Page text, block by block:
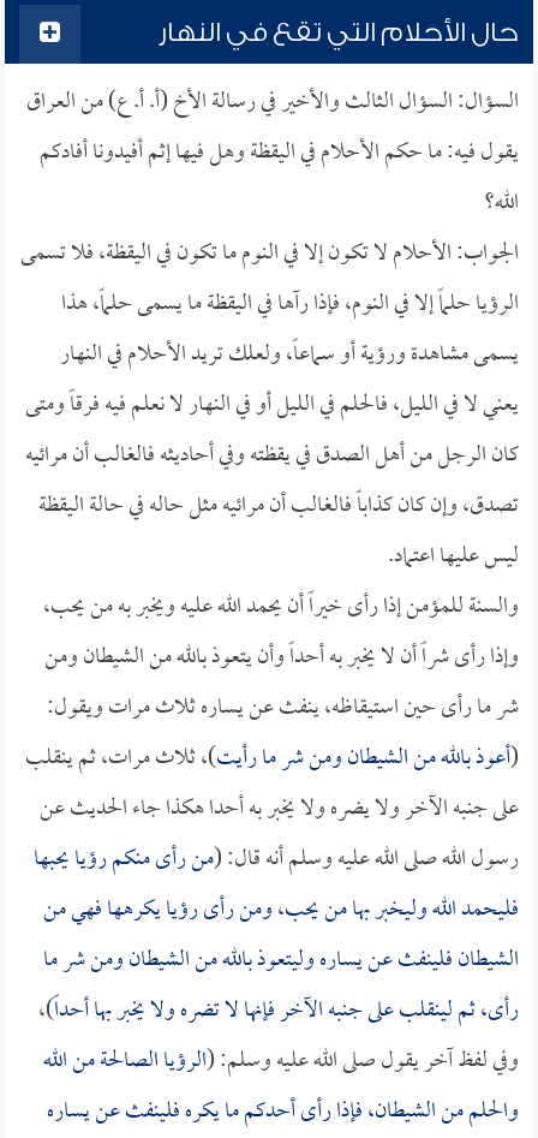
حال الأحلام التي تقع في النهار
السؤال: السؤال الثالث والأخير في رسالة الأخ (أ. أ. ع) من العراق
يقول فيه: ما حكم الأحلام في اليقظة وهل فيها إثم أفيدونا أفادكم
الله؟
الجواب: الأحلام لا تكون إلا في النوم ما تكون في اليقظة، فلا تسمى
الرؤيا حلماً إلا في النوم، فإذا رآها في اليقظة ما يسمى حلماً، هذا
يسمى مشاهدة ورؤية أو سماعاً، ولعلك تريد الأحلام في النهار
يعني لا في الليل، فالحلم في الليل أو في النهار لا نعلم فيه فرقاً ومتى
كان الرجل من أهل الصدق في يقظته وفي أحاديثه فالغالب أن مرائيه
تصدق، وإن كان كذاباً فالغالب أن مرائيه مثل حاله في حالة اليقظة
ليس عليها اعتماد.
والسنة للمؤمن إذا رأى خيراً أن يحمد الله عليه ويخبر به من يحب،
وإذا رأى شراً أن لا يخبر به أحداً وأن يتعوذ بالله من الشيطان ومن
شر ما رأى حين استيقاظه، ينفث عن يساره ثلاث مرات ويقول:
(أعوذ بالله من الشيطان ومن شر ما رأيت)، ثلاث مرات، ثم ينقلب
على جنبه الآخر ولا يضره ولا يخبر به أحدا هكذا جاء الحديث عن
رسول الله صلى الله عليه وسلم أنه قال: (من رأى منكم رؤيا يحبها
فليحمد الله وليخبر بها من يحب، ومن رأى رؤيا يكرهها فهي من
الشيطان فلينفث عن يساره وليتعوذ بالله من الشيطان ومن شر ما
رأى، ثم لينقلب على جنبه الآخر فإنها لا تضره ولا يخبر بها أحداً)،
وفي لفظ آخر يقول صلى الله عليه وسلم: (الرؤيا الصالحة من الله
والحلم من الشيطان، فإذا رأى أحدكم ما يكره فلينفث عن يساره